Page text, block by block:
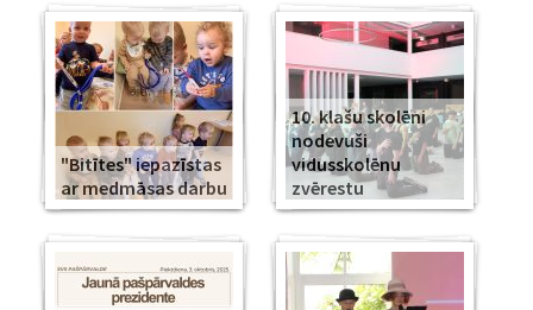
"Bitītes" iepazīstas
ar medmāsas darbu
10. klašu skolēni
nodevuši
vidusskolēnu
zvērestu